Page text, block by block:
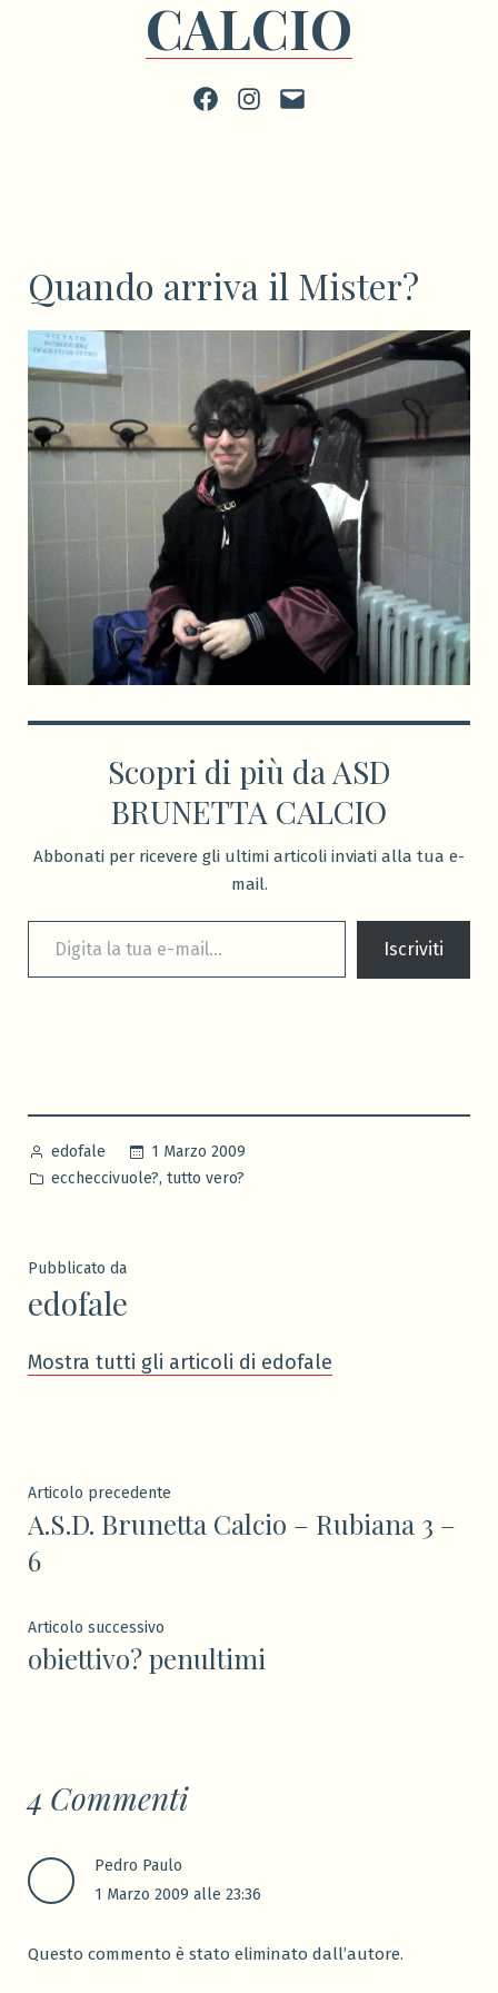
CALCIO
FacebookInstagram
scrivi
Quando arriva il Mister?
Scopri di più da ASD
BRUNETTA CALCIO
Abbonati per ricevere gli ultimi articoli inviati alla tua e-
mail.
Digita la tua e-mail...
Iscriviti
Pubblicato
da
edofale
1 Marzo 2009
Pubblicato
eccheccivuole?, tutto vero?
Pubblicato da
edofale
Mostra tutti gli articoli di edofale
Navigazione
articoli
Articolo precedente
precedente:
A.S.D. Brunetta Calcio – Rubiana 3 –
6
Articolo successivo
successivo:
obiettivo? penultimi
4 Commenti
Pedro Paulo
1 Marzo 2009 alle 23:36
Questo commento è stato eliminato dall’autore.